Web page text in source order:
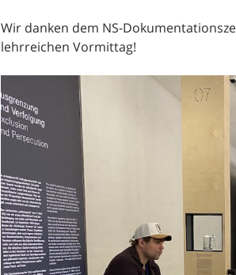
Wir danken dem NS-
lehrreichen Vormittag!